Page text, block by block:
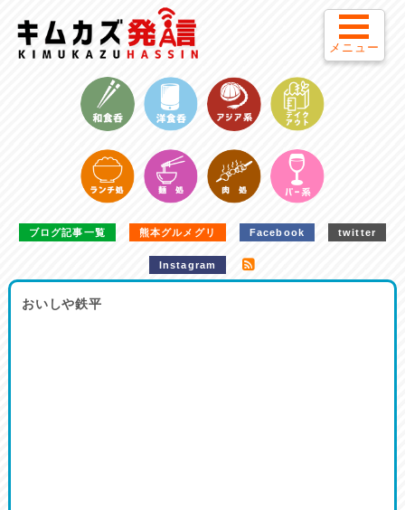
ブログ記事一覧 熊本グルメグリ Facebook twitter
Instagram
おいしや鉄平
メニュー